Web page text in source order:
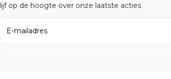
op de hoogte over onze laatste acties